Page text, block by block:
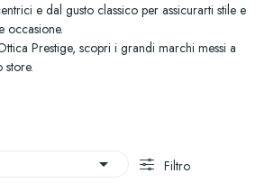
e dal gusto classico per assicurarti stile e
occasione.
Prestige, scopri i grandi marchi messi a
store.
 Filtro